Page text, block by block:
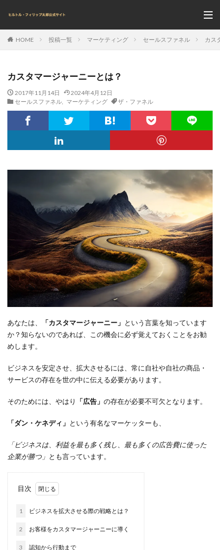
HOME 投稿一覧 マーケティング セールスファネル カス
カスタマージャーニーとは？
2017年11月14日
2024年4月12日
セールスファネル, マーケティング ザ・ファネル
あなたは、 「カスタマージャーニー」 という言葉を知っています
か？知らないのであれば、この機会に必ず覚えておくことをお勧
めします。
ビジネスを安定させ、拡大させるには、常に自社や自社の商品・
サービスの存在を世の中に伝える必要があります。
そのためには、やはり 「広告」 の存在が必要不可欠となります。
「ダン・ケネディ」 という有名なマーケッターも、
「ビジネスは、利益を最も多く残し、最も多くの広告費に使った
企業が勝つ」 とも言っています。
目次
1 ビジネスを拡大させる際の戦略とは？
2 お客様をカスタマージャーニーに導く
3 認知から行動まで